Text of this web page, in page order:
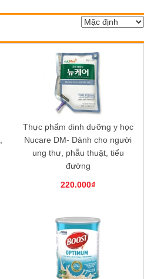
Thực phẩm dinh dưỡng y học
Nucare DM- Dành cho người
ung thư, phẫu thuật, tiểu
đường
220.000₫